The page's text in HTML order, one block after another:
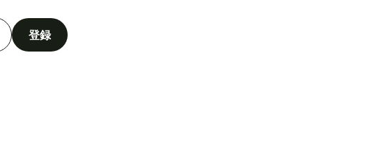
登録